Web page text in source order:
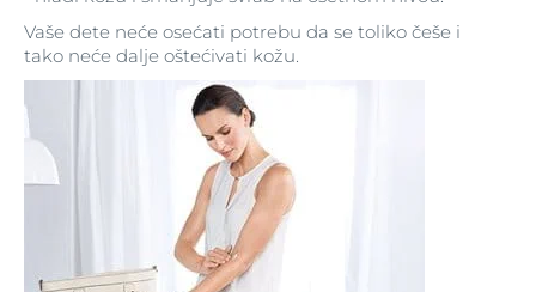
Vaše dete neće osećati potrebu da se toliko češe i
tako neće dalje oštećivati kožu.